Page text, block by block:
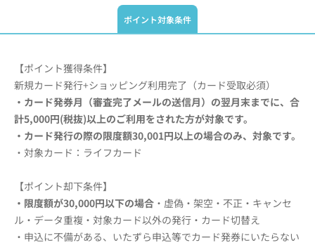
ポイント対象条件
【ポイント獲得条件】
新規カード発行+ショッピング利用完了（カード受取必須）
・カード発券月（審査完了メールの送信月）の翌月末までに、合
計5,000円(税抜)以上のご利用をされた方が対象です。
・ カード発行の際の限度額30,001円以上の場合のみ、 対象です。
・対象カード：ライフカード
【ポイント却下条件】
・限度額が30,000円以下の場合・虚偽・架空・不正・キャンセ
ル・データ重複・対象カード以外の発行・カード切替え
・申込に不備がある、いたずら申込等でカード発券にいたらない